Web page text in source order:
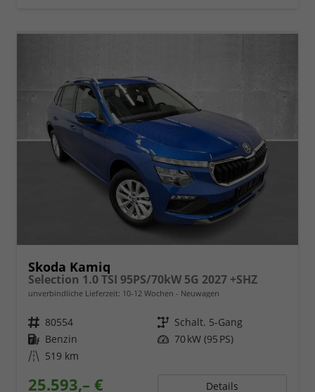
Skoda Kamiq
Selection 1.0 TSI 95PS/70kW 5G 2027 +SHZ
unverbindliche Lieferzeit: 10-12 Wochen Neuwagen
Fahrzeugnr. 80554 Getriebe Schalt. 5-Gang
Kraftstoff Benzin Leistung 70 kW (95 PS)
Kilometerstand 519 km
25.593,– € Details